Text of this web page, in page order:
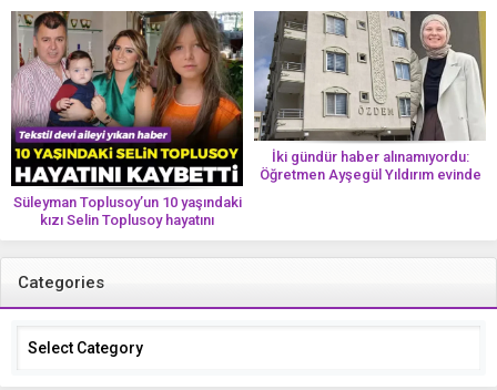
Süleyman Toplusoy’un 10 yaşındaki
kızı Selin Toplusoy hayatını
kaybetti! ‘Ah dünya güzeli melek’
İki gündür haber alınamıyordu:
Öğretmen Ayşegül Yıldırım evinde
Categories
Categories